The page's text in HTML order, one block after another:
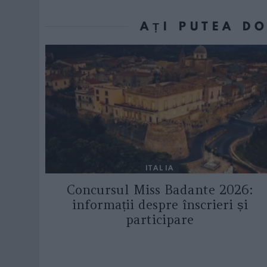
AȚI PUTEA
ITALIA
Concursul Miss Badante 2026:
informații despre înscrieri și
participare